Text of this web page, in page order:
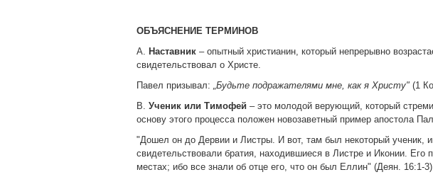
ОБЪЯСНЕНИЕ ТЕРМИНОВ
A. Наставник – опытный христианин, который непрерывно
свидетельствовал о Христе.
Павел призывал: „Будьте подражателями мне, как я Христу" (1
B. Ученик или Тимофей – это молодой верующий, который
основу этого процесса положен новозаветный пример апостола
"Дошел он до Дервии и Листры. И вот, там был некоторый ученик,
свидетельствовали братия, находившиеся в Листре и Иконии.
местах; ибо все знали об отце его, что он был Еллин" (Деян. 16:1-3)